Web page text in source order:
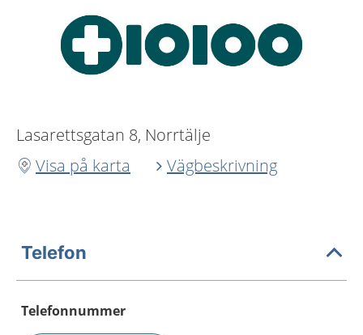
Lasarettsgatan 8, Norrtälje
Visa på karta
Vägbeskrivning
Telefon
Telefonnummer